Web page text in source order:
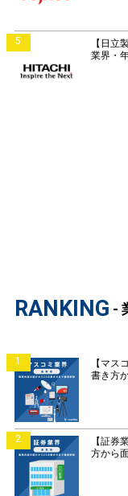
5
【日立
業界・
RANKING -
1
【マス
書き方
2
【証券
方から